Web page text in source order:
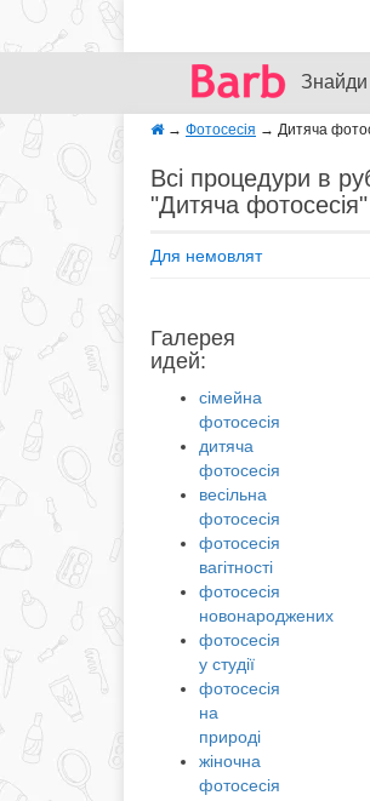
Знайди
→ Фотосесія → Дитяча
Всі процедури в
"Дитяча фотосесія"
Для немовлят
Галерея
идей:
сімейна
фотосесія
дитяча
фотосесія
весільна
фотосесія
фотосесія
вагітності
фотосесія
новонароджених
фотосесія
у студії
фотосесія
на
природі
жіночна
фотосесія